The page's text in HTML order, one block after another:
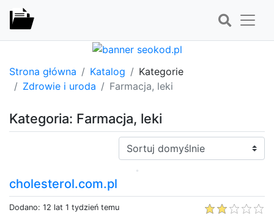
Strona główna Katalog
Kategorie
Zdrowie i uroda
Farmacja, leki
Kategoria: Farmacja, leki
Sortuj:
cholesterol.com.pl
Dodano: 12 lat 1 tydzień temu